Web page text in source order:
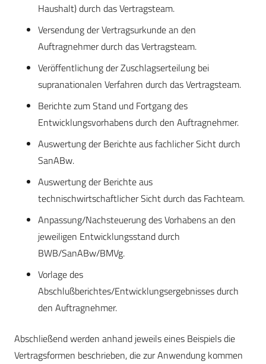
Haushalt) durch das Vertragsteam.
Versendung der Vertragsurkunde an den
Auftragnehmer durch das Vertragsteam.
Veröffentlichung der Zuschlagserteilung bei
supranationalen Verfahren durch das Vertragsteam.
Berichte zum Stand und Fortgang des
Entwicklungsvorhabens durch den Auftragnehmer.
Auswertung der Berichte aus fachlicher Sicht durch
SanABw.
Auswertung der Berichte aus
technischwirtschaftlicher Sicht durch das Fachteam.
Anpassung/Nachsteuerung des Vorhabens an den
jeweiligen Entwicklungsstand durch
BWB/SanABw/BMVg.
Vorlage des
Abschlußberichtes/Entwicklungsergebnisses durch
den Auftragnehmer.
Abschließend werden anhand jeweils eines Beispiels die
Vertragsformen beschrieben, die zur Anwendung kommen